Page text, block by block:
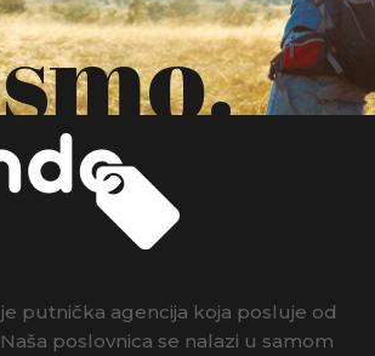
putnička agencija koja posluje od
poslovnica se nalazi u samom